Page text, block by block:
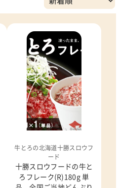
牛とろの北海道十勝スロウフ
ード
十勝スロウフードの牛と
ろフレーク(R)180g 単